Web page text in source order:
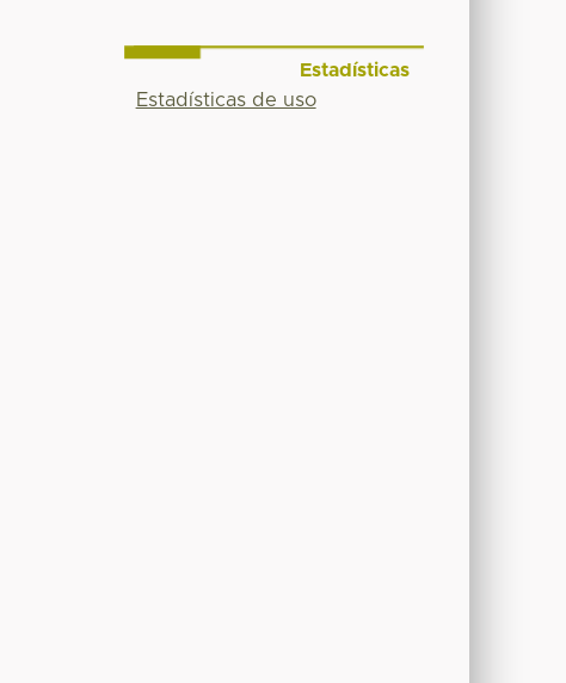
Estadísticas
Estadísticas de uso